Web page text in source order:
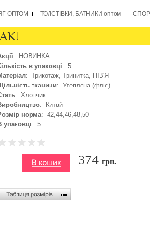
ОПТОМ ТОЛСТІВКИ, БАТНИКИ оптом
: НОВИНКА
в упаковці: 5
: Трикотаж, Тринитка, ПІВ'Я
тканини: Утеплена (фліс)
: Хлопчик
: Китай
норма: 42,44,46,48,50
упаковці: 5
374 грн.